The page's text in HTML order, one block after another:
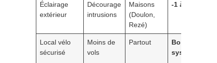
Éclairage
extérieur
Décourage
intrusions
Maisons
(Doulon,
Rezé)
-1 à -3 %
Local vélo
sécurisé
Moins de
vols
Partout
Bonus non
systématique